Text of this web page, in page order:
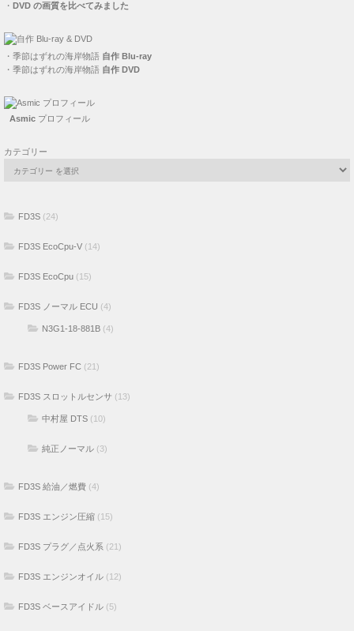
・ DVD の画質を比べてみました
・ 季節はずれの海岸物語 自作 Blu-ray
・ 季節はずれの海岸物語 自作 DVD
Asmicプロフィール
カテゴリー
FD3S (24)
FD3S EcoCpu-V (14)
FD3S EcoCpu (15)
FD3S ノーマル ECU (4)
N3G1-18-881B (4)
FD3S Power FC (21)
FD3S スロットルセンサ (13)
中村屋 DTS (10)
純正ノーマル (3)
FD3S 給油／燃費 (4)
FD3S エンジン圧縮 (15)
FD3S プラグ／点火系 (21)
FD3S エンジンオイル (12)
FD3S ベースアイドル (5)